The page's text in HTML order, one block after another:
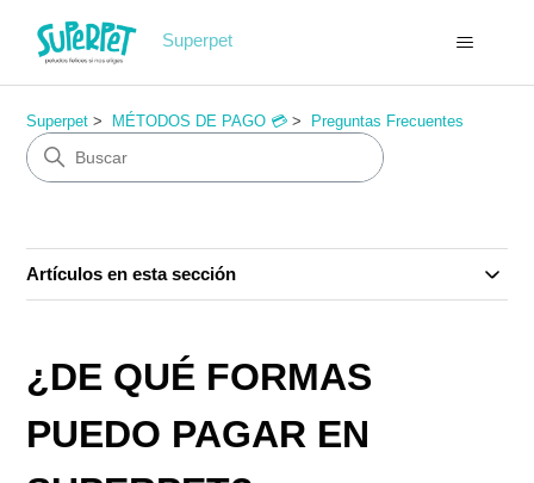
Superpet
Superpet MÉTODOS DE PAGO 💳 Preguntas Frecuentes
Artículos en esta sección
¿DE QUÉ FORMAS
PUEDO PAGAR EN